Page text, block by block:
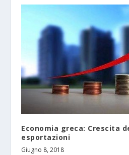
Economia greca: Crescita
esportazioni
Giugno 8, 2018